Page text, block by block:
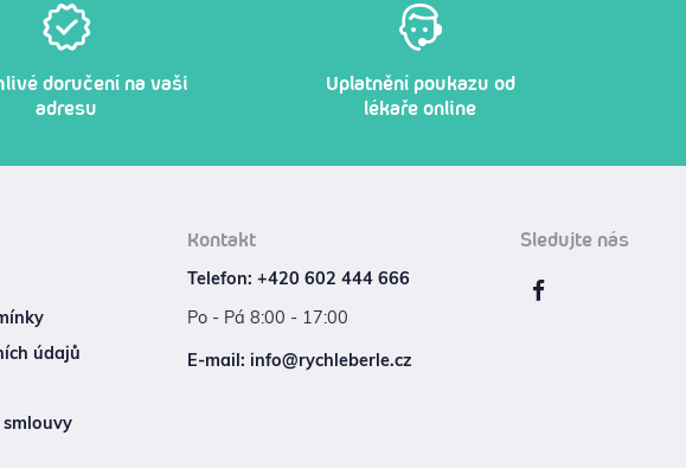
doručení na vaši
adresu
Uplatnění poukazu od
lékaře online
údajů
Kontakt
Telefon: +420 602 444 666
Po - Pá 8:00 - 17:00
E‑mail: info@rychleberle.cz
Sledujte nás